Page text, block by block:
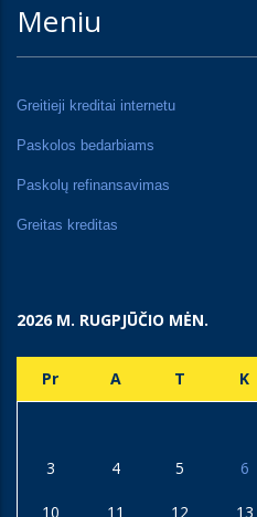
Meniu
Greitieji kreditai internetu
Paskolos bedarbiams
Paskolų refinansavimas
Greitas kreditas
2026 M. RUGPJŪČIO MĖN.
Pr A T K
3 4 5 6
10 11 12 13